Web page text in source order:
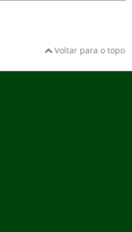
Voltar para o topo